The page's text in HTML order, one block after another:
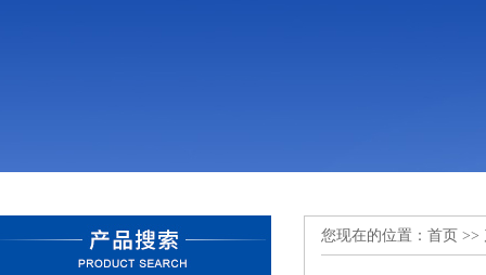
您现在的位置： 首页 >>